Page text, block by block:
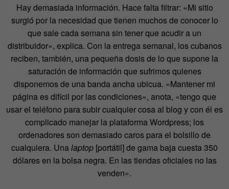
Hay demasiada información. Hace falta filtrar: «Mi sitio
surgió por la necesidad que tienen muchos de conocer lo
que sale cada semana sin tener que acudir a un
distribuidor», explica. Con la entrega semanal, los cubanos
reciben, también, una pequeña dosis de lo que supone la
saturación de información que sufrimos quienes
disponemos de una banda ancha ubicua. «Mantener mi
página es difícil por las condiciones», anota, «tengo que
usar el teléfono para subir cualquier cosa al blog y con él es
complicado manejar la plataforma Wordpress; los
ordenadores son demasiado caros para el bolsillo de
cualquiera. Unalaptop [portátil] de gama baja cuesta 350
dólares en la bolsa negra. En las tiendas oficiales no las
venden».